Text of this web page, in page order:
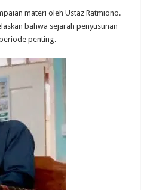
materi oleh Ustaz Ratmiono.
bahwa sejarah penyusunan
penting.